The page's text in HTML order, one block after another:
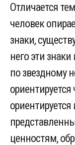
Отличается
человек
знаки,
него эти
по звездному
ориентируется
ценностям,